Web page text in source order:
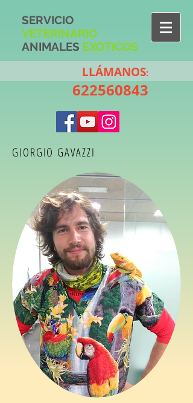
SERVICIO
VETERINARIO
ANIMALES EXOTICOS
LLÁMANOS:
622560843
GIORGIO GAVAZZI